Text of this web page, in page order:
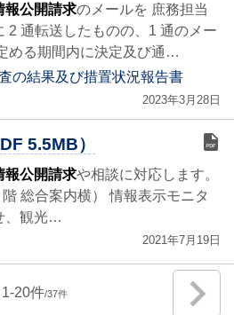
報公開請求のメールを 庶務担当
2 通転送したものの、1 通のメー
める期間内に決定及び通…
の結果及び措置状況報告書
2023年3月28日
5.5MB）
報公開請求や相談に対応します。
総合案内横） 情報表示モニタ
、観光…
2021年7月19日
1-20 37